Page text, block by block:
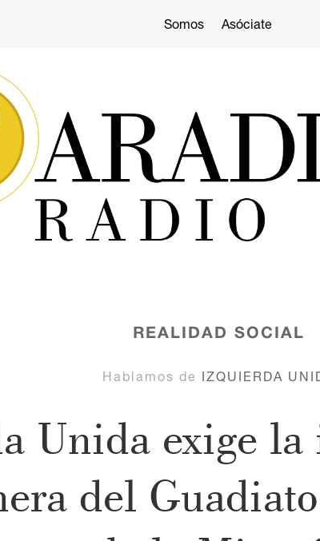
Somos Asóciate
REALIDAD SOCIAL
Hablamos de IZQUIERDA
Unida exige
del